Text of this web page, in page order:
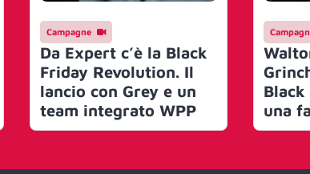
Campagne
Da Expert c’è la Black
Friday Revolution. Il
lancio con Grey e un
team integrato WPP
una